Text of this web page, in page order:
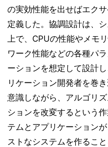
の実効性能を出せばエク
定義した。協調設計は、
上で、CPUの性能やメモ
ワーク性能などの各種パ
ーションを想定して設計
リケーション開発者を巻
意識しながら、アルゴリ
ションを改変するという
テムとアプリケーション
ストなシステムを作るこ